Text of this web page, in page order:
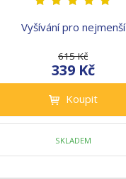
Vyšívání pro nejmenší
615 Kč
339 Kč
Koupit
SKLADEM